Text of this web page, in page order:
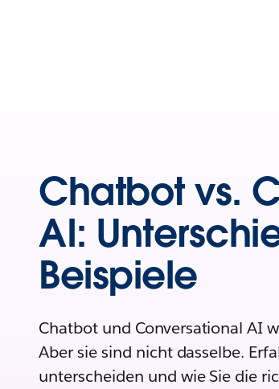
Chatbot vs.
AI:
Beispiele
Chatbot und Conversational AI
Aber sie sind nicht dasselbe.
unterscheiden und wie Sie die